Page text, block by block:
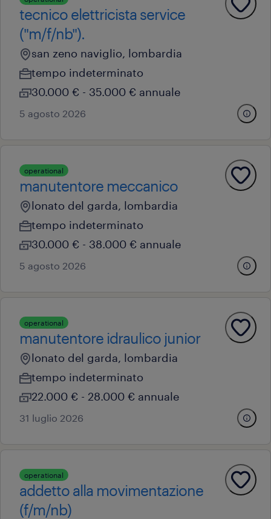
tecnico elettricista service
("m/f/nb").
san zeno naviglio, lombardia
tempo indeterminato
30.000 € - 35.000 € annuale
5 agosto 2026
operational
manutentore meccanico
lonato del garda, lombardia
tempo indeterminato
30.000 € - 38.000 € annuale
5 agosto 2026
operational
manutentore idraulico junior
lonato del garda, lombardia
tempo indeterminato
22.000 € - 28.000 € annuale
31 luglio 2026
operational
addetto alla movimentazione
(f/m/nb)